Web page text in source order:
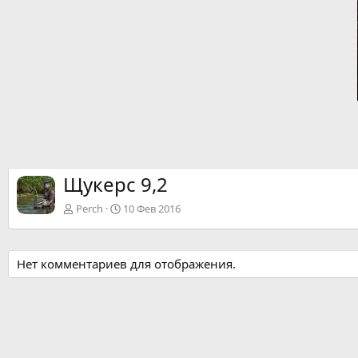
Щукерс 9,2
Perch 10 Фев 2016
Нет комментариев для отображения.